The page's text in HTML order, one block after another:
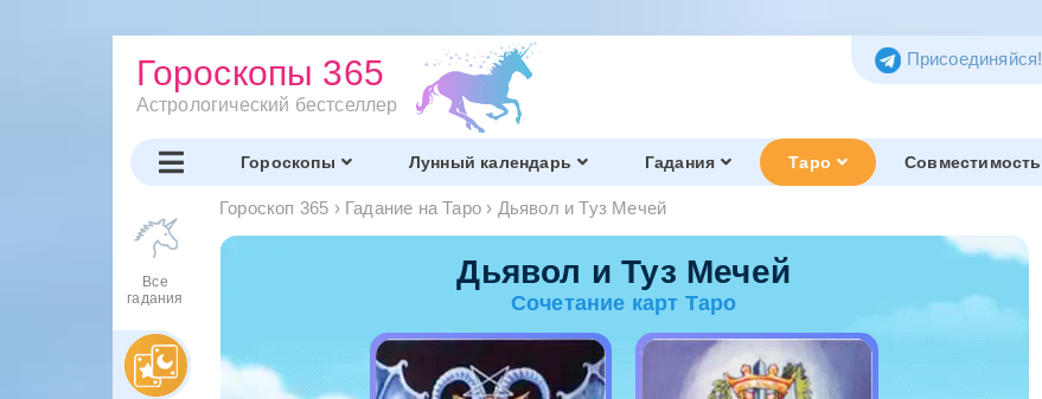
Гороскопы 365
Астрологический бестселлер
Присоединяйся!
Гороскопы Лунный календарь Гадания Таро Совместимость
Все
гадания
Гороскоп 365 › Гадание на Таро › Дьявол и Туз Мечей
Дьявол и Туз Мечей
Сочетание карт Таро
Таро Тота
Обзор и история